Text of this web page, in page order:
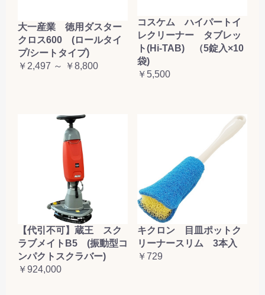
大一産業 徳用ダスター
クロス600 (ロールタイ
プ/シートタイプ)
￥2,497 ～ ￥8,800
コスケム ハイパートイ
レクリーナー タブレッ
ト(Hi-TAB) （5錠入×10
袋)
￥5,500
【代引不可】蔵王 スク
ラブメイトB5 (振動型コ
ンパクトスクラバー)
￥924,000
キクロン 目皿ポットク
リーナースリム 3本入
￥729